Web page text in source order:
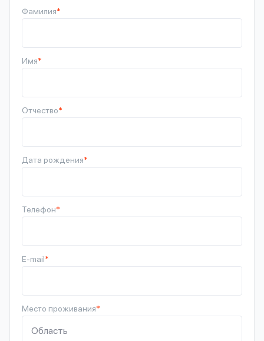
Фамилия*
Имя*
Отчество*
Дата рождения*
Телефон*
E-mail*
Место проживания*